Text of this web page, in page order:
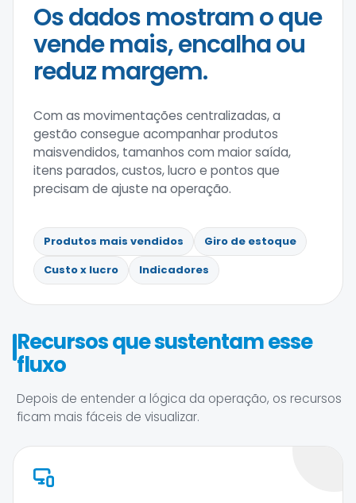
Os dados mostram o que
vende mais, encalha ou
reduz margem.
Com as movimentações centralizadas, a
gestão consegue acompanhar produtos
maisvendidos, tamanhos com maior saída,
itens parados, custos, lucro e pontos que
precisam de ajuste na operação.
Produtos mais vendidos
Giro de estoque
Custo x lucro
Indicadores
Recursos que sustentam esse
fluxo
Depois de entender a lógica da operação, os recursos
ficam mais fáceis de visualizar.